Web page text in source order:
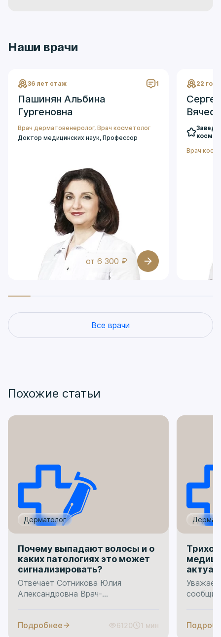
Наши врачи
36 лет стаж 1
Пашинян Альбина
Гургеновна
Врач дерматовенеролог, Врач косметолог
Доктор медицинских наук, Профессор
от 6 300 ₽
22
Врач
Все врачи
Похожие статьи
Дерматолог
Почему выпадают волосы и о
каких патологиях это может
сигнализировать?
Отвечает Сотникова Юлия
Александровна Врач-
Международный день алопеции —
Подробнее 6120 1 мин